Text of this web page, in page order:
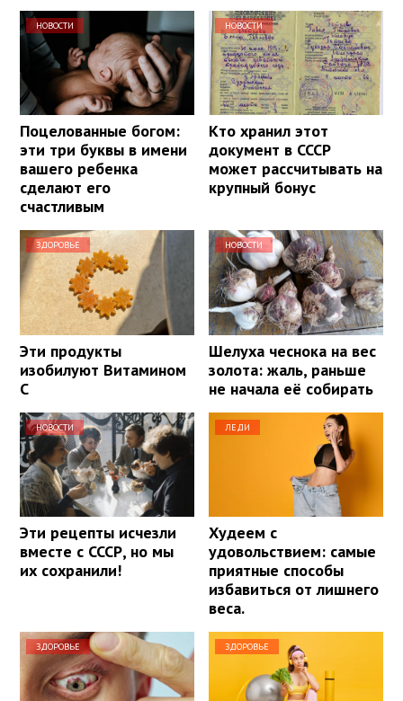
НОВОСТИ
Поцелованные богом:
эти три буквы в имени
вашего ребенка
сделают его
счастливым
НОВОСТИ
Кто хранил этот
документ в СССР
может рассчитывать на
крупный бонус
ЗДОРОВЬЕ
Эти продукты
изобилуют Витамином
С
НОВОСТИ
Шелуха чеснока на вес
золота: жаль, раньше
не начала её собирать
НОВОСТИ
Эти рецепты исчезли
вместе с СССР, но мы
их сохранили!
ЛЕДИ
Худеем с
удовольствием: самые
приятные способы
избавиться от лишнего
веса.
ЗДОРОВЬЕ ЗДОРОВЬЕ